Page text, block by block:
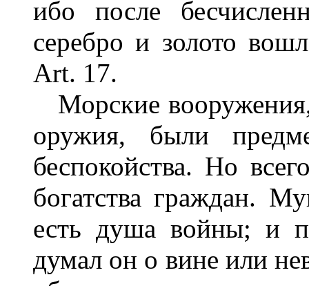
ибо после
серебро и золото
Art. 17.
Морские вооружения,
оружия, были
беспокойства. Но
богатства граждан.
есть душа войны; и
думал он о вине или